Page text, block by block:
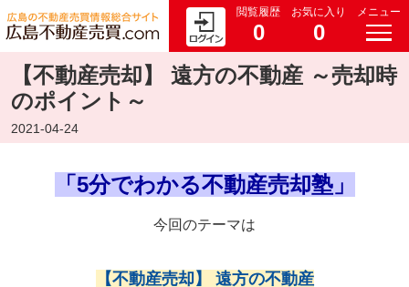
閲覧履歴
0
お気に入り
0
メニュー
【不動産売却】 遠方の不動産 ～売却時
のポイント～
2021-04-24
「5分でわかる不動産売却塾」
今回のテーマは
【不動産売却】 遠方の不動産